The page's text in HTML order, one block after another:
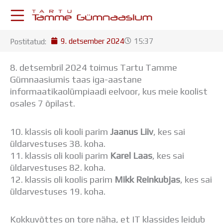
KESKKONNAD
Postkast
Drive
Tamme TV
Tamme Leht
Koorilaul
ÕPPETÖÖ
Tunniplaan
Aastaplaan
Õppekava
Ainepassid
Õpilastööd (UPT)
Postitatud: 9. detsember 2024 15:37
8. detsembril 2024 toimus Tartu Tamme
Gümnaasiumis taas iga-aastane
informaatikaolümpiaadi eelvoor, kus meie koolist
osales 7 õpilast.
10. klassis oli kooli parim Jaanus Liiv, kes sai
üldarvestuses 38. koha.
11. klassis oli kooli parim Karel Laas, kes sai
üldarvestuses 82. koha.
12. klassis oli koolis parim Mikk Reinkubjas, kes sai
üldarvestuses 19. koha.
Kokkuvõttes on tore näha, et IT klassides leidub